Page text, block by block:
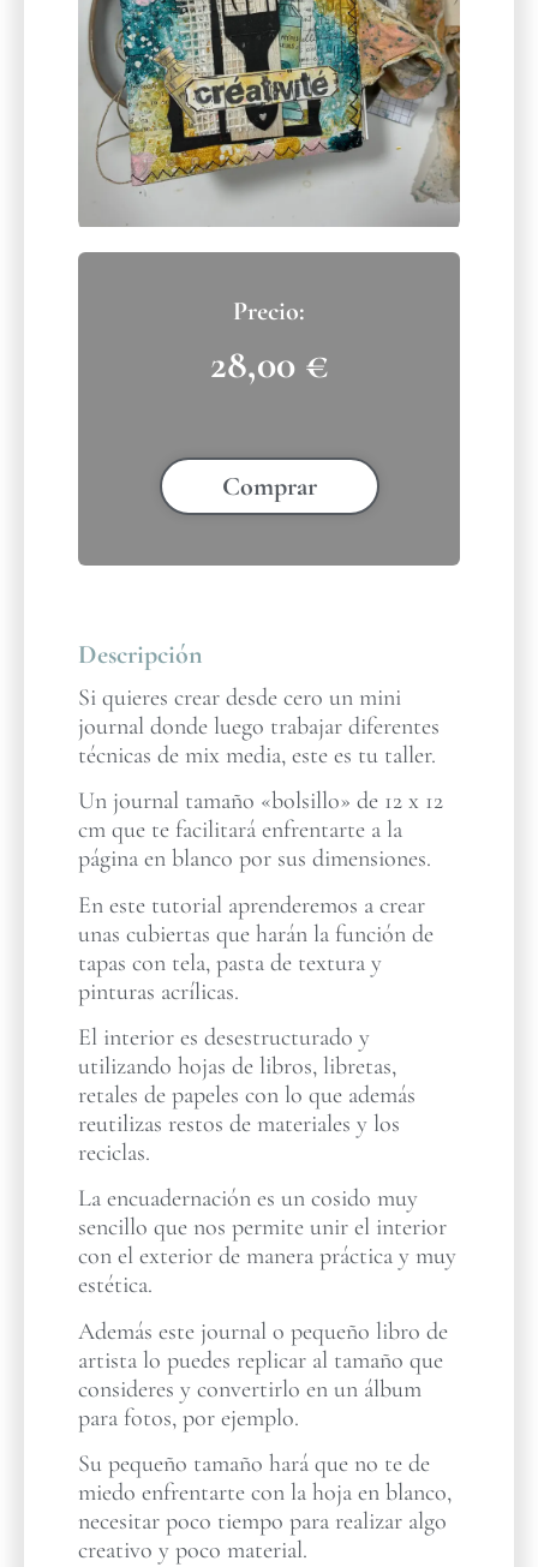
28,00 €
Comprar
Descripción
Si quieres crear desde cero un mini
journal donde luego trabajar diferentes
técnicas de mix media, este es tu taller.
Un journal tamaño «bolsillo» de 12 x 12
cm que te facilitará enfrentarte a la
página en blanco por sus dimensiones.
En este tutorial aprenderemos a crear
unas cubiertas que harán la función de
tapas con tela, pasta de textura y
pinturas acrílicas.
El interior es desestructurado y
utilizando hojas de libros, libretas,
retales de papeles con lo que además
reutilizas restos de materiales y los
reciclas.
La encuadernación es un cosido muy
sencillo que nos permite unir el interior
con el exterior de manera práctica y muy
estética.
Además este journal o pequeño libro de
artista lo puedes replicar al tamaño que
consideres y convertirlo en un álbum
para fotos, por ejemplo.
Su pequeño tamaño hará que no te de
miedo enfrentarte con la hoja en blanco,
necesitar poco tiempo para realizar algo
creativo y poco material.